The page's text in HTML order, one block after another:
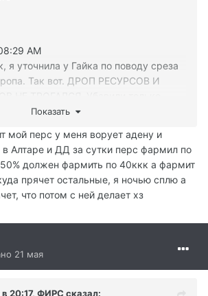
AM
я уточнила у Гайка по поводу среза
Так вот. ДРОП РЕСУРСОВ И
адены, и не во всех локациях, и не в
AM
процентов на 10-30%
примерно
локациях самое большее 50% и это
в которых сидел весь сервер
Показать
мой перс у меня ворует адену и
в Алтаре и ДД за сутки перс фармил по
должен фармить по 40ккк а фармит
прячет остальные, я ночью сплю а
что потом с ней делает хз
21 мая
20:17, ФИРС сказал: